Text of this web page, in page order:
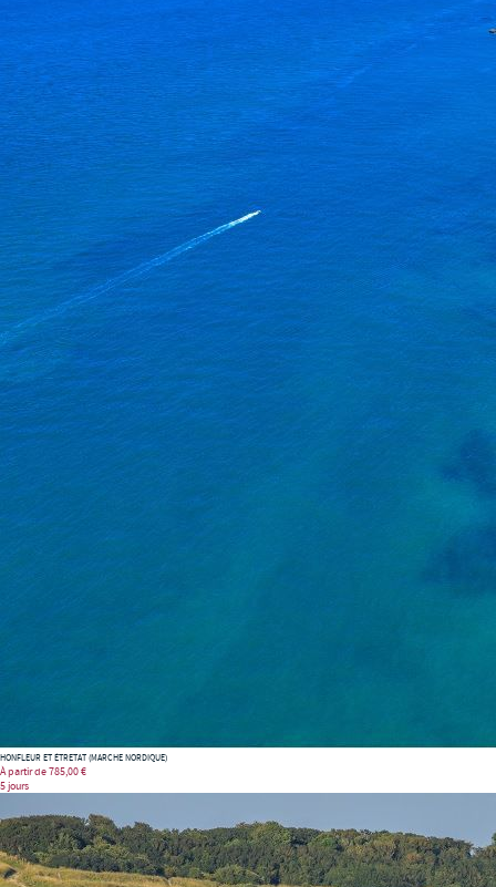
HONFLEUR ET ÉTRETAT (MARCHE NORDIQUE)
À partir de785,00 €
5 jours